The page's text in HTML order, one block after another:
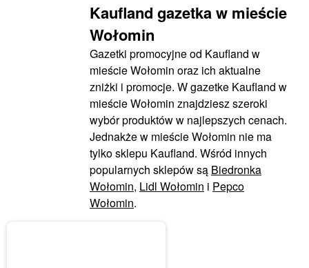
Kaufland gazetka w mieście
Wołomin
Gazetki promocyjne od Kaufland w
mieście Wołomin oraz ich aktualne
zniżki i promocje. W gazetke Kaufland w
mieście Wołomin znajdziesz szeroki
wybór produktów w najlepszych cenach.
Jednakże w mieście Wołomin nie ma
tylko sklepu Kaufland. Wśród innych
popularnych sklepów są Biedronka
Wołomin, Lidl Wołomin i Pepco
Wołomin.